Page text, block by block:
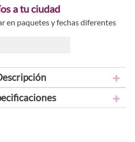
a tu ciudad
en paquetes y fechas diferentes